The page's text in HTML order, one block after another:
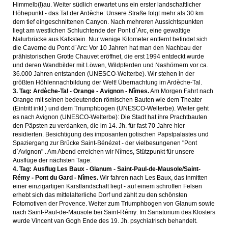
Himmelb(l)au. Weiter südlich erwartet uns ein erster landschaftlicher
Höhepunkt - das Tal der Ardèche: Unsere Straße folgt mehr als 30 km
dem tief eingeschnittenen Canyon. Nach mehreren Aussichtspunkten
liegt am westlichen Schluchtende der Pont d`Arc, eine gewaltige
Naturbrücke aus Kalkstein. Nur wenige Kilometer entfernt befindet sich
die Caverne du Pont d`Arc: Vor 10 Jahren hat man den Nachbau der
prähistorischen Grotte Chauvet eröffnet, die erst 1994 entdeckt wurde
und deren Wandbilder mit Löwen, Wildpferden und Nashörnern vor ca.
36.000 Jahren entstanden (UNESCO-Welterbe). Wir stehen in der
größten Höhlennachbildung der Welt! Übernachtung im Ardèche-Tal.
3. Tag: Ardèche-Tal - Orange - Avignon - Nîmes.Am Morgen Fahrt nach
Orange mit seinen bedeutenden römischen Bauten wie dem Theater
(Eintritt inkl.) und dem Triumphbogen (UNESCO-Welterbe). Weiter geht
es nach Avignon (UNESCO-Welterbe): Die Stadt hat ihre Prachtbauten
den Päpsten zu verdanken, die im 14. Jh. für fast 70 Jahre hier
residierten. Besichtigung des imposanten gotischen Papstpalastes und
Spaziergang zur Brücke Saint-Bénézet - der vielbesungenen "Pont
d`Avignon" . Am Abend erreichen wir Nîmes, Stützpunkt für unsere
Ausflüge der nächsten Tage.
4. Tag: Ausflug Les Baux - Glanum - Saint-Paul-de-Mausole/Saint-
Rémy - Pont du Gard - Nîmes. Wir fahren nach Les Baux, das inmitten
einer einzigartigen Karstlandschaft liegt - auf einem schroffen Felsen
erhebt sich das mittelalterliche Dorf und zählt zu den schönsten
Fotomotiven der Provence. Weiter zum Triumphbogen von Glanum sowie
nach Saint-Paul-de-Mausole bei Saint-Rémy: Im Sanatorium des Klosters
wurde Vincent van Gogh Ende des 19. Jh. psychiatrisch behandelt.